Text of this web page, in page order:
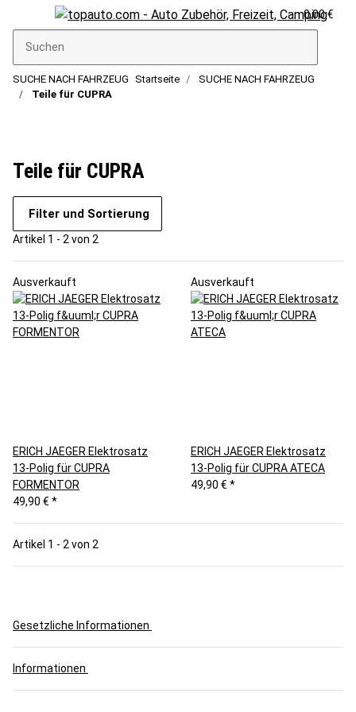
0,00 €
SUCHE NACH FAHRZEUG Startseite
SUCHE NACH FAHRZEUG
Teile für CUPRA
Teile für CUPRA
Filter und Sortierung
Artikel 1 - 2 von 2
Ausverkauft
ERICH JAEGER Elektrosatz
13-Polig für CUPRA
FORMENTOR
49,90 € *
Ausverkauft
ERICH JAEGER Elektrosatz
13-Polig für CUPRA ATECA
49,90 € *
Artikel 1 - 2 von 2
Gesetzliche Informationen
Informationen